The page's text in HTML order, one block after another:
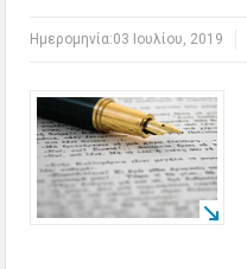
Ημερομηνία:03 Ιουλίου, 2019